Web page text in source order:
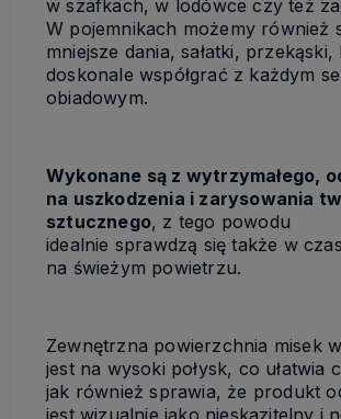
w szafkach, w lodówce czy też
W pojemnikach możemy również
mniejsze dania, sałatki, przekąski,
doskonale współgrać z każdym
obiadowym.
Wykonane są z wytrzymałego,
na uszkodzenia i zarysowania
sztucznego, z tego powodu
idealnie sprawdzą się także w
na świeżym powietrzu.
Zewnętrzna powierzchnia misek
jest na wysoki połysk, co ułatwia
jak również sprawia, że produkt
jest wizualnie jako nieskazitelny i